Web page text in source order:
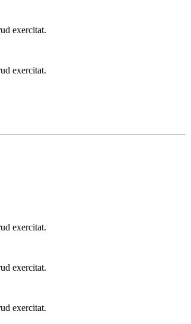
exercitat.
exercitat.
exercitat.
exercitat.
exercitat.